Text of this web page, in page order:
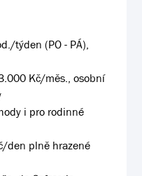
týden (PO - PÁ),
Kč/měs., osobní
i pro rodinné
den plně hrazené